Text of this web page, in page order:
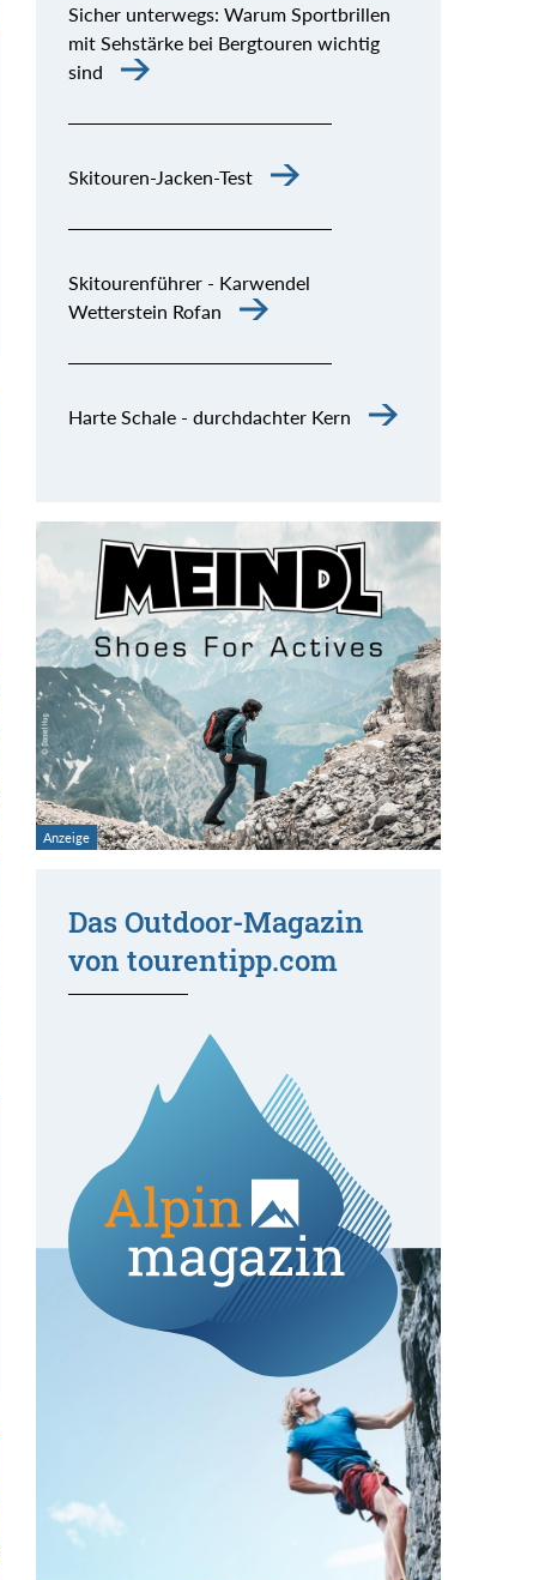
Sicher unterwegs: Warum Sportbrillen
mit Sehstärke bei Bergtouren wichtig
sind
Skitouren-Jacken-Test
Skitourenführer - Karwendel
Wetterstein Rofan
Harte Schale - durchdachter Kern
Das Outdoor-Magazin
von tourentipp.com